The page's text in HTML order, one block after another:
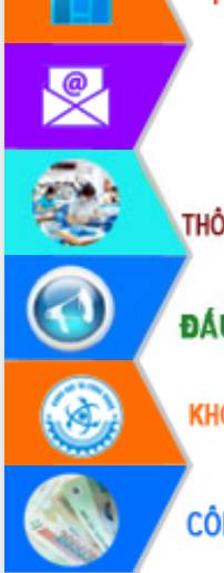
phát triển mới
Thường trực HĐND tỉnh Đắk Lắk gặp
mặt Đoàn chuyên gia y tế TP. Hồ Chí
Minh
Lễ truy điệu và an táng hài cốt liệt sĩ
tại Nghĩa trang Liệt sĩ xã Sơn Hòa
Bàn giải pháp tháo gỡ khó khăn trong
xuất khẩu sầu riêng và triển khai quy
định EUDR
Thứ trưởng Bộ Nông nghiệp và Môi
trường Nguyễn Hoàng Hiệp khảo sát
vùng trồng và doanh nghiệp đóng gói
sầu riêng tại Đắk Lắk
Trình diễn nghệ thuật chế biến các
món ăn từ sầu riêng
Đắk Lắk công bố Quy hoạch và xúc
tiến đầu tư tỉnh
Ngành cá ngừ Đắk Lắk chủ động thích
ứng để giữ vững thị trường xuất khẩu
Diễn đàn Kinh tế tư nhân Việt Nam đột
phá cơ chế - Hợp tác công tư
Đề án 06 tạo bước ngoặt đột phá
cải cách hành chính tỉnh Đắk Lắk